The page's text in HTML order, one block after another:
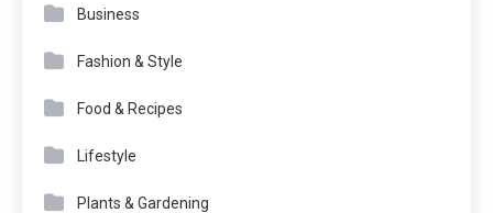
Business
Fashion & Style
Food & Recipes
Lifestyle
Plants & Gardening